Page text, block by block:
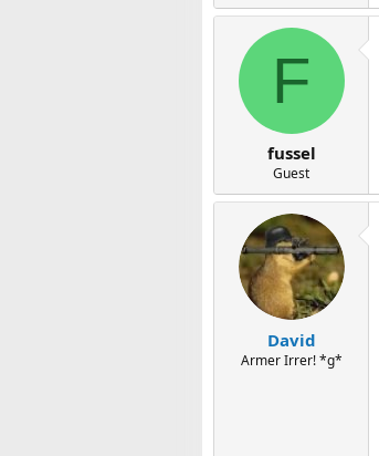
F
fussel
Guest
David
Armer Irrer! *g*